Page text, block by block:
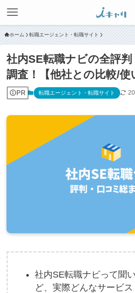
ホーム 転職エージェント・転職サイト
社内SE転職ナビの全評
調査！【他社との比較/使
PR 転職エージェント・転職サイト
社内SE転職ナビって聞
ど、実際どんなサービス